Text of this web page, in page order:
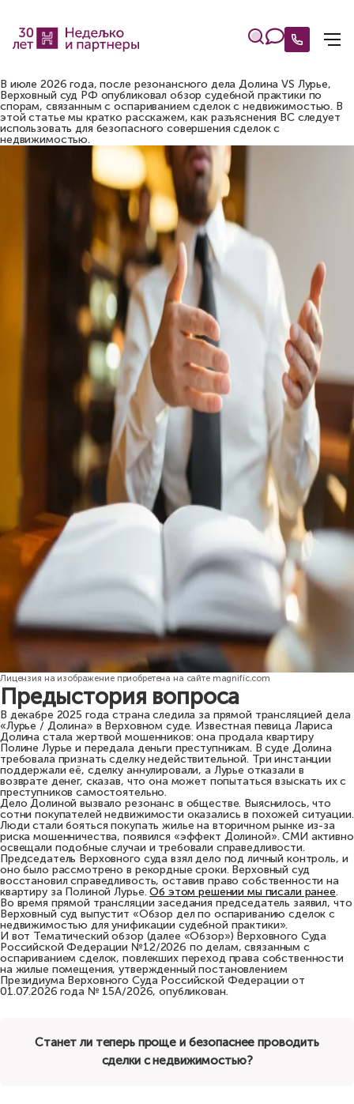
В июле 2026 года, после резонансного дела Долина VS Лурье,
Верховный суд РФ опубликовал обзор судебной практики по
спорам, связанным с оспариванием сделок с недвижимостью. В
этой статье мы кратко расскажем, как разъяснения ВС следует
использовать для безопасного совершения сделок с
недвижимостью.
Лицензия на изображение приобретена на сайте magnific.com
Предыстория вопроса
В декабре 2025 года страна следила за прямой трансляцией дела
«Лурье / Долина» в Верховном суде. Известная певица Лариса
Долина стала жертвой мошенников: она продала квартиру
Полине Лурье и передала деньги преступникам. В суде Долина
требовала признать сделку недействительной. Три инстанции
поддержали её, сделку аннулировали, а Лурье отказали в
возврате денег, сказав, что она может попытаться взыскать их с
преступников самостоятельно.
Дело Долиной вызвало резонанс в обществе. Выяснилось, что
сотни покупателей недвижимости оказались в похожей ситуации.
Люди стали бояться покупать жилье на вторичном рынке из-за
риска мошенничества, появился «эффект Долиной». СМИ активно
освещали подобные случаи и требовали справедливости.
Председатель Верховного суда взял дело под личный контроль, и
оно было рассмотрено в рекордные сроки. Верховный суд
восстановил справедливость, оставив право собственности на
квартиру за Полиной Лурье.Об этом решении мы писали ранее.
Во время прямой трансляции заседания председатель заявил, что
Верховный суд выпустит «Обзор дел по оспариванию сделок с
недвижимостью для унификации судебной практики».
И вот Тематический обзор (далее «Обзор») Верховного Суда
Российской Федерации №12/2026 по делам, связанным с
оспариванием сделок, повлекших переход права собственности
на жилые помещения, утвержденный постановлением
Президиума Верховного Суда Российской Федерации от
01.07.2026 года № 15А/2026, опубликован.
Станет ли теперь проще и безопаснее проводить
сделки с недвижимостью?